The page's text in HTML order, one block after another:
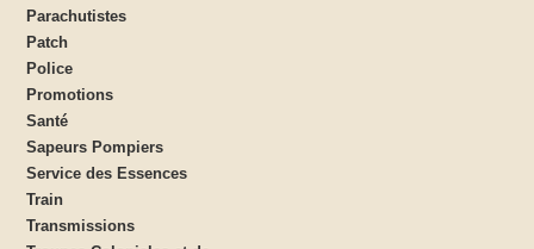
Parachutistes
Patch
Police
Promotions
Santé
Sapeurs Pompiers
Service des Essences
Train
Transmissions